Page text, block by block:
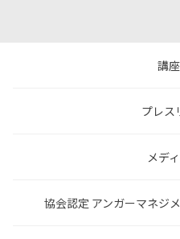
講
プレス
メデ
協会認定 アンガーマネジ